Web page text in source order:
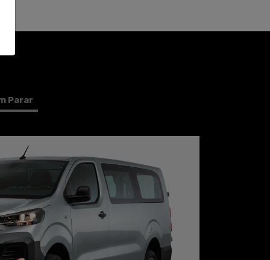
Parar